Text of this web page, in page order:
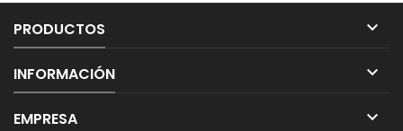
PRODUCTOS 
INFORMACIÓN 
EMPRESA 